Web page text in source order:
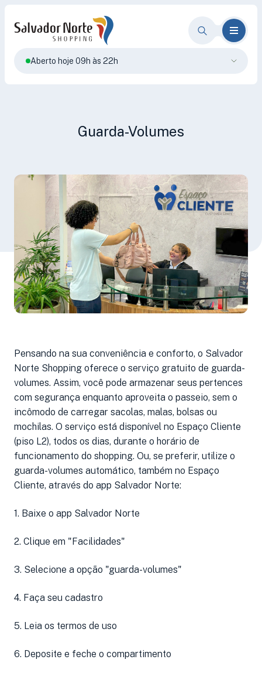
Aberto hoje 09h às 22h
Guarda-Volumes
Pensando na sua conveniência e conforto, o Salvador
Norte Shopping oferece o serviço gratuito de guarda-
volumes. Assim, você pode armazenar seus pertences
com segurança enquanto aproveita o passeio, sem o
incômodo de carregar sacolas, malas, bolsas ou
mochilas. O serviço está disponível no Espaço Cliente
(piso L2), todos os dias, durante o horário de
funcionamento do shopping. Ou, se preferir, utilize o
guarda-volumes automático, também no Espaço
Cliente, através do app Salvador Norte:
1. Baixe o app Salvador Norte
2. Clique em "Facilidades"
3. Selecione a opção "guarda-volumes"
4. Faça seu cadastro
5. Leia os termos de uso
6. Deposite e feche o compartimento